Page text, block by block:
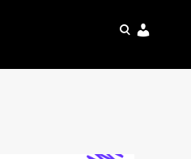
pretraga